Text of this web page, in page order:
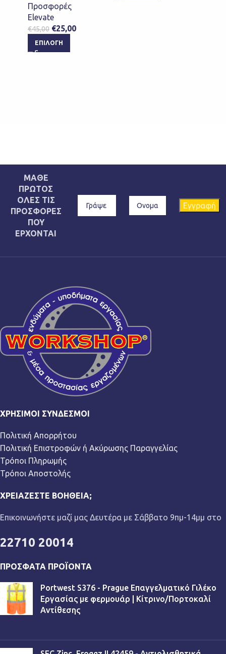
Προσφορές
Elevate
€45,00 €25,00
ΕΠΙΛΟΓΉ
ΜΑΘΕ
ΠΡΩΤΟΣ
ΟΛΕΣ ΤΙΣ
ΠΡΟΣΦΟΡΕΣ
ΠΟΥ
ΕΡΧΟΝΤΑΙ
ΧΡΉΣΙΜΟΙ ΣΎΝΔΕΣΜΟΙ
Πολιτική Απορρήτου
Πολιτική Επιστροφών ή Ακύρωσης Παραγγελίας
Τρόποι Πληρωμής
Τρόποι Αποστολής
ΧΡΕΙΆΖΕΣΤΕ ΒΟΉΘΕΙΑ;
Επικοινωνήστε μαζί μας Δευτέρα με Σάββατο 9πμ-14μμ στο
22710 20014
ΠΡΌΣΦΑΤΑ ΠΡΟΪΌΝΤΑ
Portwest S376 - Prague Επαγγελματικό Γιλέκο
Εργασίας με φερμουάρ | Κίτρινο/Πορτοκαλί
Αντίθεσης